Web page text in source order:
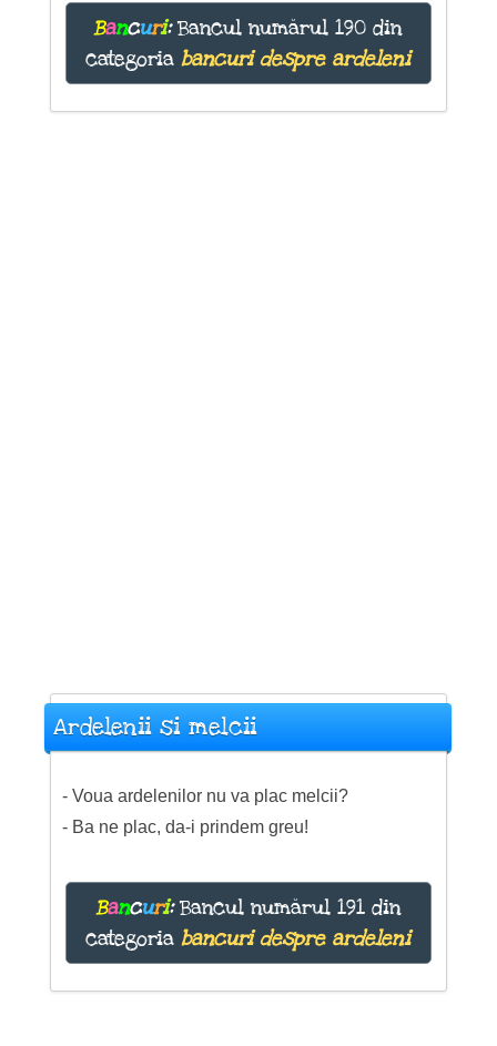
Bancuri:Bancul numărul 190 din
categoriabancuri despre ardeleni
Ardelenii si melcii
- Voua ardelenilor nu va plac melcii?
- Ba ne plac, da-i prindem greu!
Bancuri:Bancul numărul 191 din
categoriabancuri despre ardeleni